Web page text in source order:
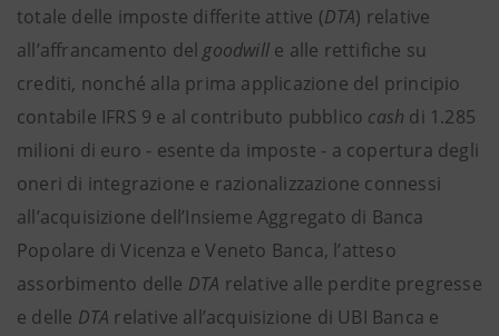
totale delle imposte differite attive (DTA) relative
all’affrancamento del goodwill e alle rettifiche su
crediti, nonché alla prima applicazione del principio
contabile IFRS 9 e al contributo pubblico cash di 1.285
milioni di euro - esente da imposte - a copertura degli
oneri di integrazione e razionalizzazione connessi
all’acquisizione dell’Insieme Aggregato di Banca
Popolare di Vicenza e Veneto Banca, l’atteso
assorbimento delle DTA relative alle perdite pregresse
e delle DTA relative all’acquisizione di UBI Banca e